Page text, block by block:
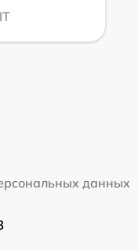
данных